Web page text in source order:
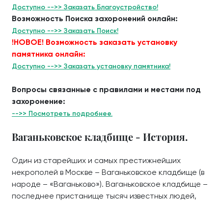
Доступно -->> Заказать Благоустройство!
Возможность Поиска захоронений онлайн:
Доступно -->> Заказать Поиск!
!НОВОЕ! Возможность заказать установку
памятника онлайн:
Доступно -->> Заказать установку памятника!
Вопросы связанные с правилами и местами под
захоронение:
-->> Посмотреть подробнее.
Ваганьковское кладбище - История.
Один из старейших и самых престижнейших
некрополей в Москве – Ваганьковское кладбище (в
народе – «Ваганьково»). Ваганьковское кладбище –
последнее пристанище тысяч известных людей,